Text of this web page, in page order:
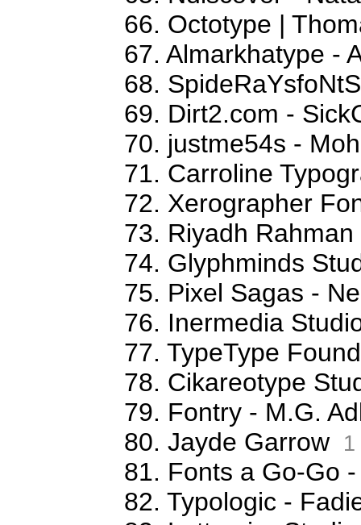
66. Octotype |
67. Almarkhatype -
68. SpideRaYsfoNtS
69. Dirt2.com -
70. justme54s -
71. Carroline
72. Xerographer
73. Riyadh Rahman
74. Glyphminds
75. Pixel Sagas -
76. Inermedia
77. TypeType
78. Cikareotype
79. Fontry - M.G.
80. Jayde Garrow
81. Fonts a Go-Go
82. Typologic -